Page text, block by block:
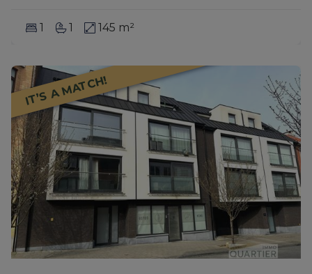
1 1 145 m²
IT’S A MATCH!